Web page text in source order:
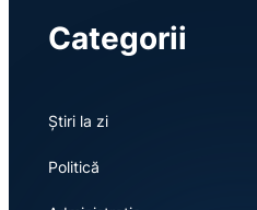
Categorii
Știri la zi
Politică